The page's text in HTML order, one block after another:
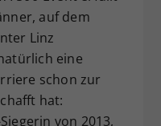
auf dem
Linz
eine
schon zur
hat:
von 2013,
Ihre Consent-
anderem eine
ID, für die
Ihrer
dies eingestellt